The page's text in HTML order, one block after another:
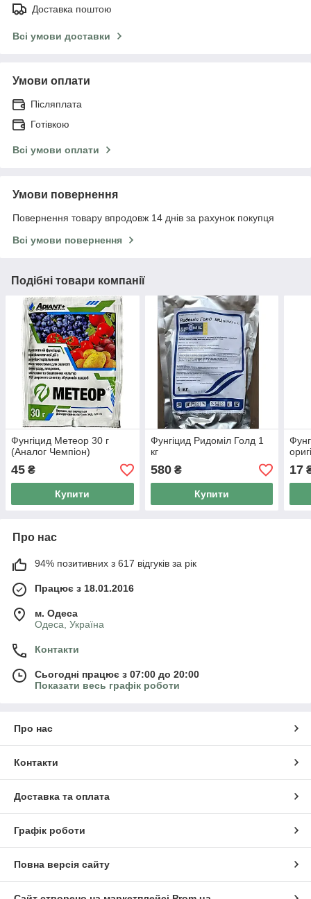
Доставка поштою
Всі умови доставки
Умови оплати
Післяплата
Готівкою
Всі умови оплати
Умови повернення
Повернення товару впродовж 14 днів за рахунок покупця
Всі умови повернення
Подібні товари компанії
Фунгіцид Метеор 30 г
(Аналог Чемпіон)
45 ₴
Купити
Фунгіцид Ридоміл Голд 1
кг
580₴
Купити
17
Про нас
94% позитивних з 617 відгуків за рік
Працює з 18.01.2016
м. Одеса
Одеса, Україна
Контакти
Сьогодні працює з 07:00 до 20:00
Показати весь графік роботи
Про нас
Контакти
Доставка та оплата
Графік роботи
Повна версія сайту